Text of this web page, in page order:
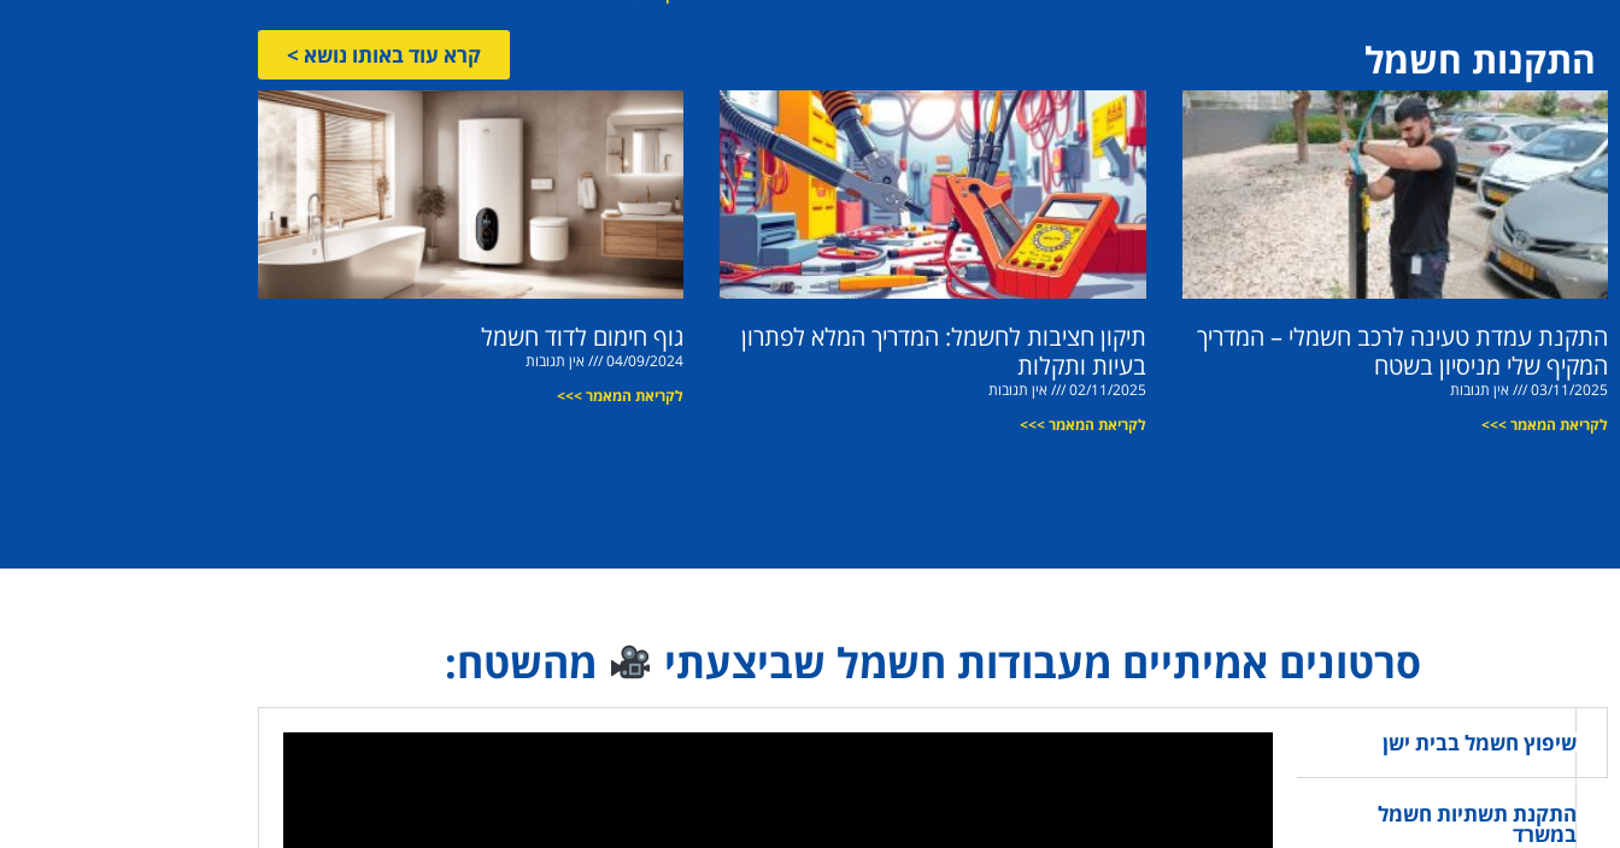
התקנות חשמל קרא עוד באותו נושא >
התקנת עמדת טעינה לרכב חשמלי – המדריך
המקיף שלי מניסיון בשטח
03/11/2025
אין תגובות
לקריאת המאמר >>>
תיקון חציבות לחשמל: המדריך המלא לפתרון
בעיות ותקלות
02/11/2025
אין תגובות
לקריאת המאמר >>>
גוף חימום לדוד חשמל
04/09/2024
אין תגובות
לקריאת המאמר >>>
סרטונים אמיתיים מעבודות חשמל שביצעתי מהשטח:
שיפוץ חשמל בבית ישן
התקנת תשתיות חשמל
במשרד